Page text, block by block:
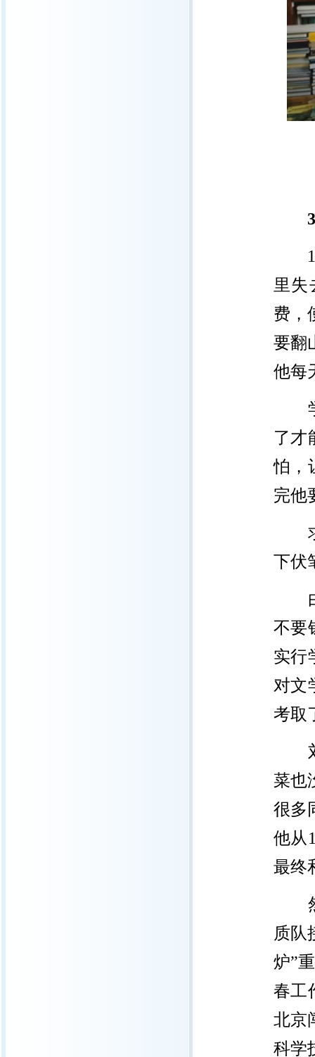
里失
费，
要翻
他每
学
了才
怕，
完他
求
下伏
由
不要
实行
对文
考取
刘
菜也
很多
他从
最终
然
质队
炉”
春工
北京
科学